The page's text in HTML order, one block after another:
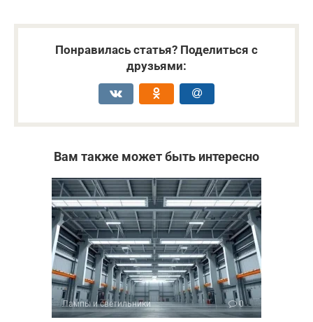
Понравилась статья? Поделиться с
друзьями:
Вам также может быть интересно
Лампы и светильники 0